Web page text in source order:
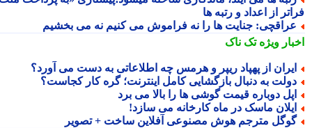
از اعداد و رتبه ها
جنایت ها را نه فراموش می کنیم نه می بخشیم
ویژهتک ناک
از پهپاد ریپر و هرمس چه اطلاعاتی به دست می آورد؟
به دنبال بازگشایی کامل اینترنت؛ گره کار کجاست؟
دوباره قیمت گوشی ها را بالا می برد
ماسک در ماه کارخانه می سازد!
مترجم هوش مصنوعی آفلاین ساخت + تصویر